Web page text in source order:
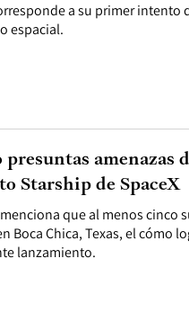
a su primer intento
espacial.
que al menos cinco
Boca Chica, Texas, el cómo
lanzamiento.
amenazas
Starship de SpaceX